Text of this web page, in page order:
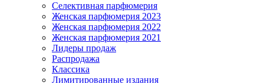
Селективная парфюмерия
Женская парфюмерия 2023
Женская парфюмерия 2022
Женская парфюмерия 2021
Лидеры продаж
Распродажа
Классика
Лимитированные издания